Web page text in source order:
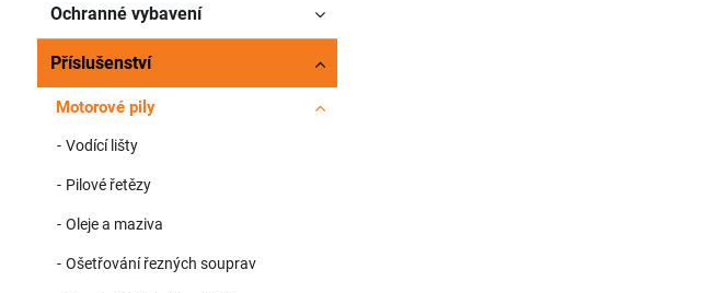
Ochranné vybavení
Příslušenství
Motorové pily
Vodící lišty
Pilové řetězy
Oleje a maziva
Ošetřování řezných souprav